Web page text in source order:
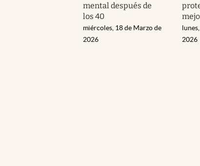
mental después de
los 40
miércoles, 18 de Marzo de
2026
2026